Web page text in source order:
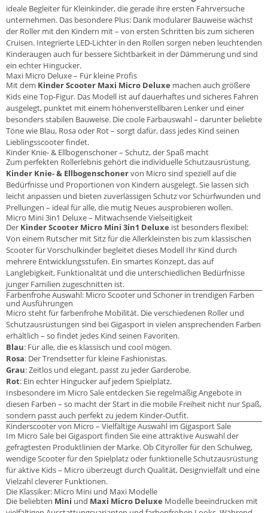
ideale Begleiter für Kleinkinder, die gerade ihre ersten Fahrversuche
unternehmen. Das besondere Plus: Dank modularer Bauweise wächst
der Roller mit den Kindern mit – von ersten Schritten bis zum sicheren
Cruisen. Integrierte LED-Lichter in den Rollen sorgen neben leuchtenden
Kinderaugen auch für bessere Sichtbarkeit in der Dämmerung und sind
ein echter Hingucker.
Maxi Micro Deluxe – Für kleine Profis
Mit dem Kinder Scooter Maxi Micro Deluxe machen auch größere
Kids eine Top-Figur. Das Modell ist auf dauerhaftes und sicheres Fahren
ausgelegt, punktet mit einem höhenverstellbaren Lenker und einer
besonders stabilen Bauweise. Die coole Farbauswahl – darunter beliebte
Töne wie Blau, Rosa oder Rot – sorgt dafür, dass jedes Kind seinen
Lieblingsscooter findet.
Kinder Knie- & Ellbogenschoner – Schutz, der Spaß macht
Zum perfekten Rollerlebnis gehört die individuelle Schutzausrüstung.
Kinder Knie- & Ellbogenschonervon Micro sind speziell auf die
Bedürfnisse und Proportionen von Kindern ausgelegt. Sie lassen sich
leicht anpassen und bieten zuverlässigen Schutz vor Schürfwunden und
Prellungen – ideal für alle, die mutig Neues ausprobieren wollen.
Micro Mini 3in1 Deluxe – Mitwachsende Vielseitigkeit
Der Kinder Scooter Micro Mini 3in1 Deluxe ist besonders flexibel:
Von einem Rutscher mit Sitz für die Allerkleinsten bis zum klassischen
Scooter für Vorschulkinder begleitet dieses Modell Ihr Kind durch
mehrere Entwicklungsstufen. Ein smartes Konzept, das auf
Langlebigkeit, Funktionalität und die unterschiedlichen Bedürfnisse
junger Familien zugeschnitten ist.
Farbenfrohe Auswahl: Micro Scooter und Schoner in trendigen Farben
und Ausführungen
Micro steht für farbenfrohe Mobilität. Die verschiedenen Roller und
Schutzausrüstungen sind bei Gigasport in vielen ansprechenden Farben
erhältlich – so findet jedes Kind seinen Favoriten.
Blau: Für alle, die es klassisch und cool mögen.
Rosa: Der Trendsetter für kleine Fashionistas.
Grau: Zeitlos und elegant, passt zu jeder Garderobe.
Rot: Ein echter Hingucker auf jedem Spielplatz.
Insbesondere im Micro Sale entdecken Sie regelmäßig Angebote in
diesen Farben – so macht der Start in die mobile Freiheit nicht nur Spaß,
sondern passt auch perfekt zu jedem Kinder-Outfit.
Kinderscooter von Micro – Vielfältige Auswahl im Gigasport Sale
Im Micro Sale bei Gigasport finden Sie eine attraktive Auswahl der
gefragtesten Produktlinien der Marke. Ob Cityroller für den Schulweg,
wendige Scooter für den Spielplatz oder funktionelle Schutzausrüstung
für aktive Kids – Micro überzeugt durch Qualität, Designvielfalt und eine
Vielzahl cleverer Funktionen.
Die Klassiker: Micro Mini und Maxi Modelle
Die beliebten Mini und Maxi Micro Deluxe Modelle beeindrucken mit